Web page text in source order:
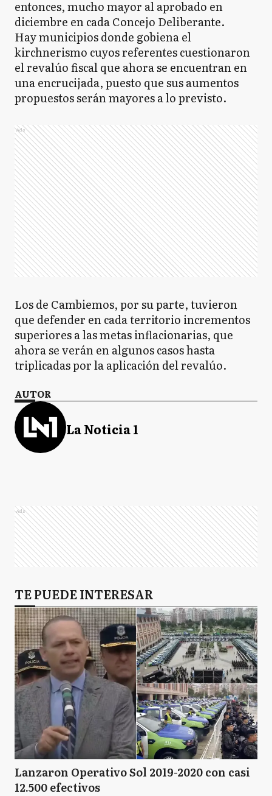
entonces, mucho mayor al aprobado en
diciembre en cada Concejo Deliberante.
Hay municipios donde gobiena el
kirchnerismo cuyos referentes cuestionaron
el revalúo fiscal que ahora se encuentran en
una encrucijada, puesto que sus aumentos
propuestos serán mayores a lo previsto.
Ads
Los de Cambiemos, por su parte, tuvieron
que defender en cada territorio incrementos
superiores a las metas inflacionarias, que
ahora se verán en algunos casos hasta
triplicadas por la aplicación del revalúo.
AUTOR
La Noticia 1
Ads
TE PUEDE INTERESAR
Lanzaron Operativo Sol 2019-2020 con casi
12.500 efectivos